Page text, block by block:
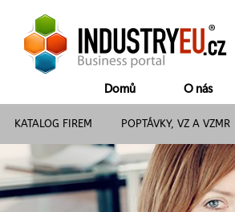
Domů O nás
KATALOG FIREM POPTÁVKY, VZ A VZMR